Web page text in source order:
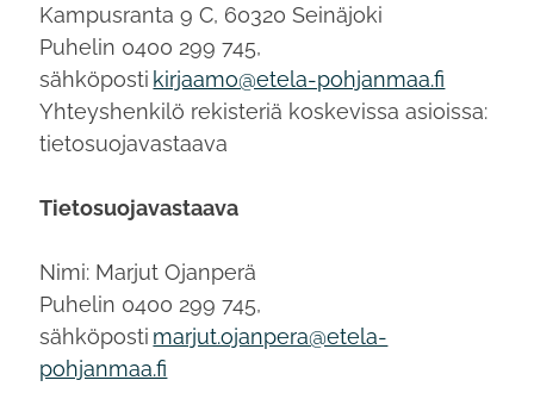
Kampusranta 9 C, 60320 Seinäjoki
Puhelin 0400 299 745,
sähköposti kirjaamo@etela-pohjanmaa.fi
Yhteyshenkilö rekisteriä koskevissa asioissa:
tietosuojavastaava
Tietosuojavastaava
Nimi: Marjut Ojanperä
Puhelin 0400 299 745,
sähköposti marjut.ojanpera@etela-
pohjanmaa.fi